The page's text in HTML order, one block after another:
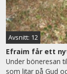
Avsnitt: 12
Efraim får ett
Under böneresan
som litar på Gud